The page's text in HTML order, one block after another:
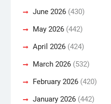
June 2026(430)
May 2026(442)
April 2026(424)
March 2026(532)
February 2026(420)
January 2026(442)